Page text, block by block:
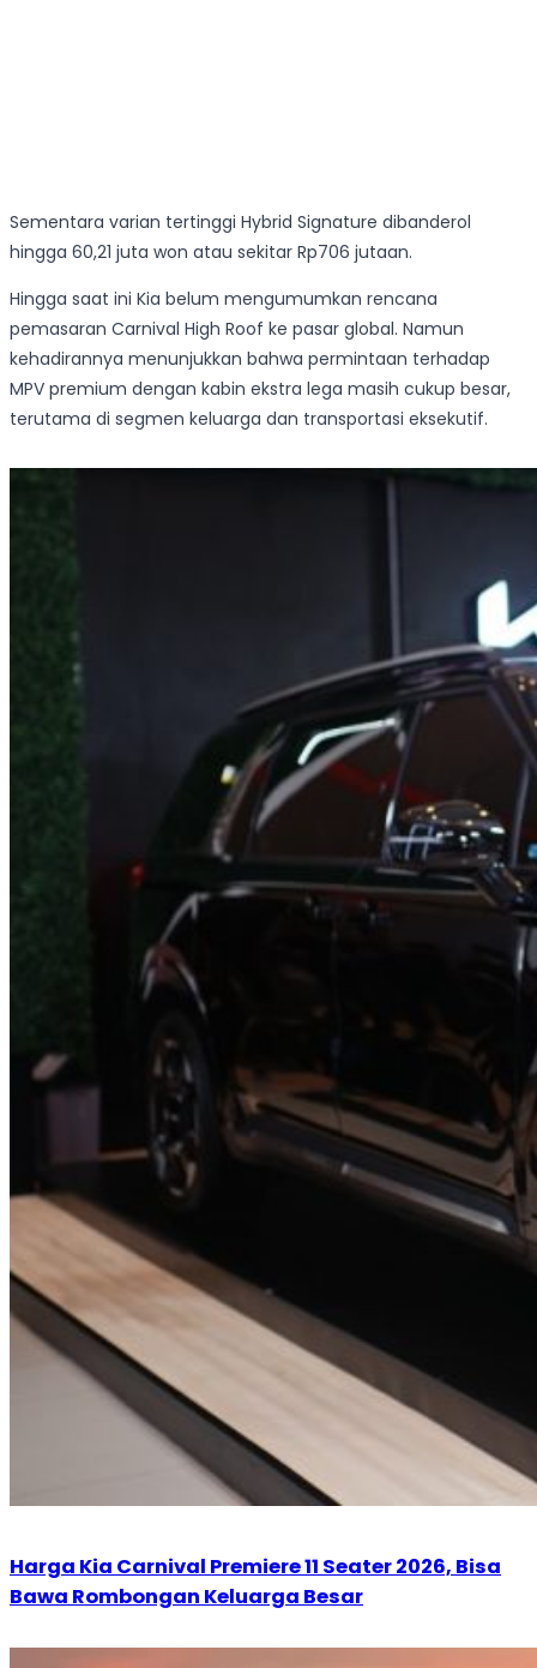
Sementara varian tertinggi Hybrid Signature dibanderol
hingga 60,21 juta won atau sekitar Rp706 jutaan.
Hingga saat ini Kia belum mengumumkan rencana
pemasaran Carnival High Roof ke pasar global. Namun
kehadirannya menunjukkan bahwa permintaan terhadap
MPV premium dengan kabin ekstra lega masih cukup besar,
terutama di segmen keluarga dan transportasi eksekutif.
Harga Kia Carnival Premiere 11 Seater 2026, Bisa
Bawa Rombongan Keluarga Besar